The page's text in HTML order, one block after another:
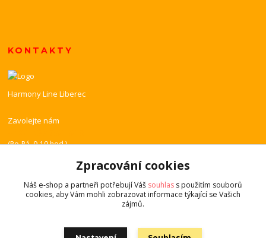
KONTAKTY
Harmony Line Liberec
Zavolejte nám
(Po-Pá, 9-19 hod.)
harmony-line@volny.cz
Zpracování cookies
Náš e-shop a partneři potřebují Váš souhlas s použitím souborů
cookies, aby Vám mohli zobrazovat informace týkající se Vašich
zájmů.